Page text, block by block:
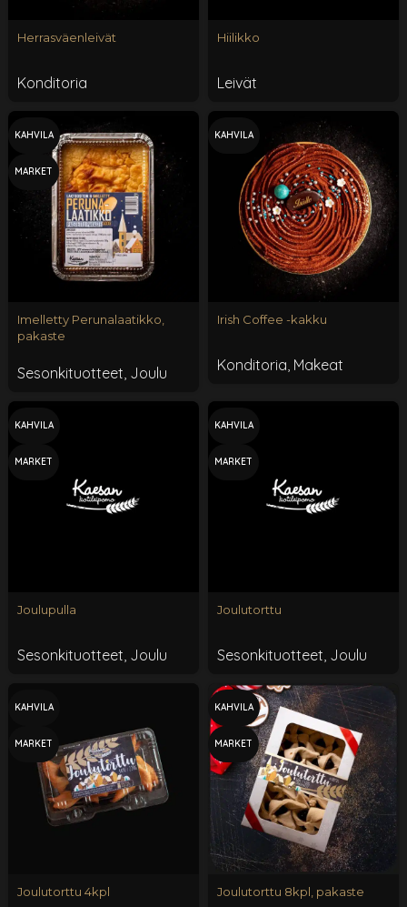
Herrasväenleivät
Konditoria
Hiilikko
Leivät
KAHVILA
MARKET
Imelletty Perunalaatikko,
pakaste
Sesonkituotteet Joulu
KAHVILA
Irish Coffee -kakku
Konditoria, Makeat
KAHVILA
MARKET
Joulupulla
Sesonkituotteet Joulu
KAHVILA
MARKET
Joulutorttu
Sesonkituotteet Joulu
KAHVILA
MARKET
Joulutorttu 4kpl
KAHVILA
MARKET
Joulutorttu 8kpl, pakaste